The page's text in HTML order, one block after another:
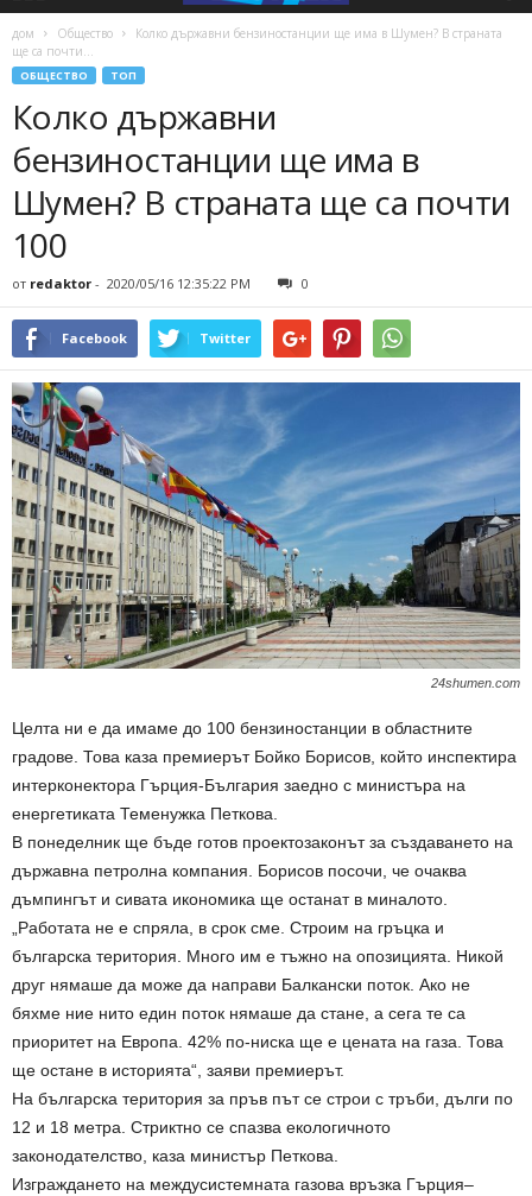
дом Общество
Колко държавни бензиностанции ще има в Шумен? В страната
ще са почти...
ОБЩЕСТВО ТОП
Колко държавни
бензиностанции ще има в
Шумен? В страната ще са почти
100
от redaktor - 2020/05/16 12:35:22 PM 0
Facebook Twitter
24shumen.com
Целта ни е да имаме до 100 бензиностанции в областните
градове. Това каза премиерът Бойко Борисов, който инспектира
интерконектора Гърция-България заедно с министъра на
енергетиката Теменужка Петкова.
В понеделник ще бъде готов проектозаконът за създаването на
държавна петролна компания. Борисов посочи, че очаква
дъмпингът и сивата икономика ще останат в миналото.
„Работата не е спряла, в срок сме. Строим на гръцка и
българска територия. Много им е тъжно на опозицията. Никой
друг нямаше да може да направи Балкански поток. Ако не
бяхме ние нито един поток нямаше да стане, а сега те са
приоритет на Европа. 42% по-ниска ще е цената на газа. Това
ще остане в историята“, заяви премиерът.
На българска територия за пръв път се строи с тръби, дълги по
12 и 18 метра. Стриктно се спазва екологичното
законодателство, каза министър Петкова.
Изграждането на междусистемната газова връзка Гърция–